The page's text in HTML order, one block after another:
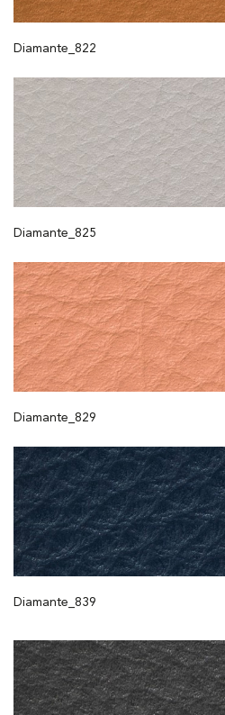
Diamante_822
Diamante_825
Diamante_829
Diamante_839